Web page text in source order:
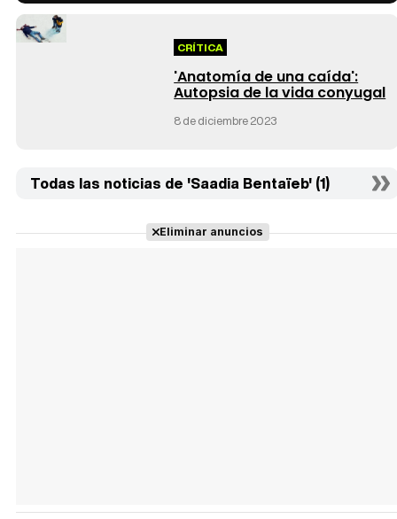
CRÍTICA
'Anatomía de una caída':
Autopsia de la vida conyugal
8 de diciembre 2023
Todas las noticias de 'Saadia Bentaïeb' (1)
Eliminar anuncios